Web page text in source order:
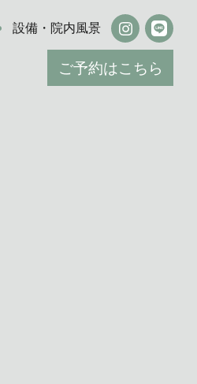
設備・院内風景
ご予約はこちら